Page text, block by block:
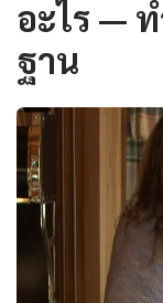
อะไร —
ฐาน